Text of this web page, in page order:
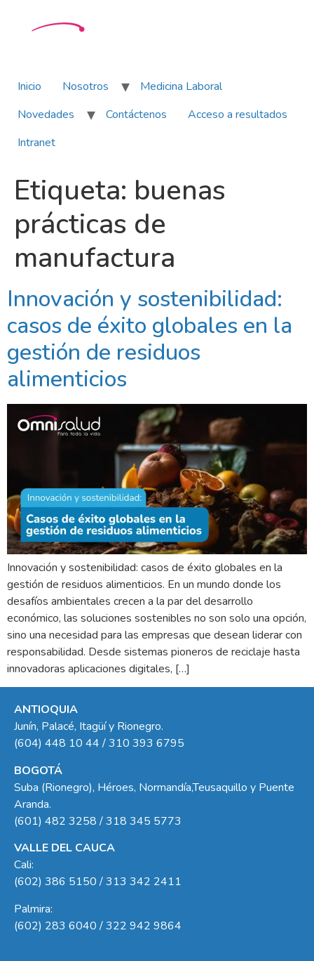
Inicio Nosotros
Medicina Laboral
Novedades
Contáctenos
Acceso a resultados
Intranet
Etiqueta: buenas
prácticas de
manufactura
Innovación y sostenibilidad:
casos de éxito globales en la
gestión de residuos
alimenticios
Innovación y sostenibilidad: casos de éxito globales en la
gestión de residuos alimenticios. En un mundo donde los
desafíos ambientales crecen a la par del desarrollo
económico, las soluciones sostenibles no son solo una opción,
sino una necesidad para las empresas que desean liderar con
responsabilidad. Desde sistemas pioneros de reciclaje hasta
innovadoras aplicaciones digitales, […]
ANTIOQUIA
Junín, Palacé, Itagüí y Rionegro.
(604) 448 10 44 / 310 393 6795
BOGOTÁ
Suba (Rionegro), Héroes, Normandía,Teusaquillo y Puente
Aranda.
(601) 482 3258 / 318 345 5773
VALLE DEL CAUCA
Cali:
(602) 386 5150 / 313 342 2411
Palmira:
(602) 283 6040 / 322 942 9864